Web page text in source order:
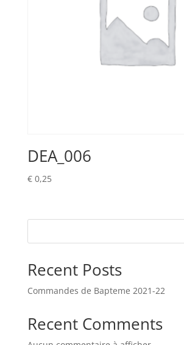
DEA_006
€0,25
Recent Posts
Commandes de Bapteme 2021-22
Recent Comments